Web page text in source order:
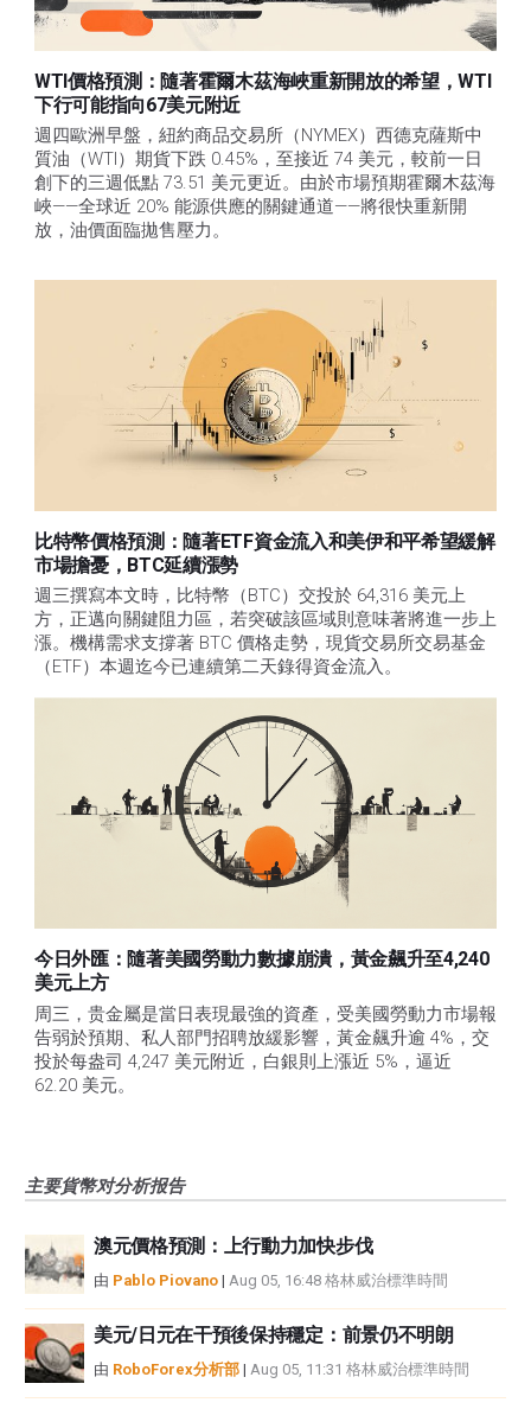
WTI價格預測：隨著霍爾木茲海峽重新開放的希望，WTI
下行可能指向67美元附近
週四歐洲早盤，紐約商品交易所（NYMEX）西德克薩斯中
質油（WTI）期貨下跌 0.45%，至接近 74 美元，較前一日
創下的三週低點 73.51 美元更近。由於市場預期霍爾木茲海
峽——全球近 20% 能源供應的關鍵通道——將很快重新開
放，油價面臨拋售壓力。
比特幣價格預測：隨著ETF資金流入和美伊和平希望緩解
市場擔憂，BTC延續漲勢
週三撰寫本文時，比特幣（BTC）交投於 64,316 美元上
方，正邁向關鍵阻力區，若突破該區域則意味著將進一步上
漲。機構需求支撐著 BTC 價格走勢，現貨交易所交易基金
（ETF）本週迄今已連續第二天錄得資金流入。
今日外匯：隨著美國勞動力數據崩潰，黃金飆升至4,240
美元上方
周三，贵金屬是當日表現最強的資產，受美國勞動力市場報
告弱於預期、私人部門招聘放緩影響，黃金飆升逾 4%，交
投於每盎司 4,247 美元附近，白銀則上漲近 5%，逼近
62.20 美元。
主要貨幣对分析报告
澳元價格預測：上行動力加快步伐
由 Pablo Piovano | Aug 05, 16:48 格林威治標準時間
美元/日元在干預後保持穩定：前景仍不明朗
由 RoboForex分析部 | Aug 05, 11:31 格林威治標準時間